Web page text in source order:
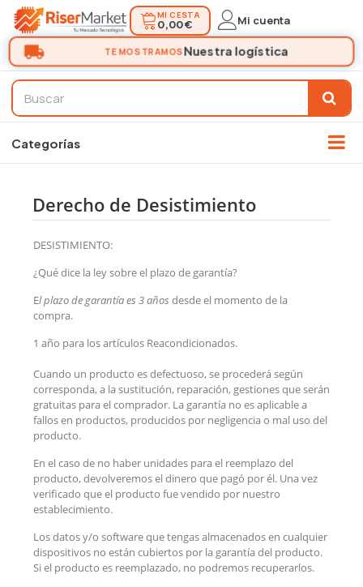
MI CESTA
0,00 € Mi cuenta
Derecho de Desistimiento
DESISTIMIENTO:
¿Qué dice la ley sobre el plazo de garantía?
El plazo de garantía es 3 años desde el momento de la
compra.
1 año para los artículos Reacondicionados.
Cuando un producto es defectuoso, se procederá según
corresponda, a la sustitución, reparación, gestiones que serán
gratuitas para el comprador. La garantía no es aplicable a
fallos en productos, producidos por negligencia o mal uso del
producto.
En el caso de no haber unidades para el reemplazo del
producto, devolveremos el dinero que pagó por él. Una vez
verificado que el producto fue vendido por nuestro
establecimiento.
Los datos y/o software que tengas almacenados en cualquier
dispositivos no están cubiertos por la garantía del producto.
Si el producto es reemplazado, no podremos recuperarlos.